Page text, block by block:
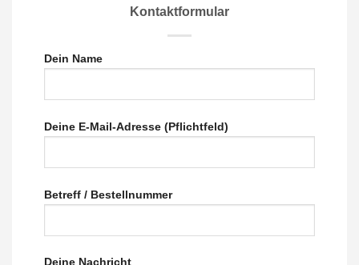
Kontaktformular
Dein Name
Deine E-Mail-Adresse (Pflichtfeld)
Betreff / Bestellnummer
Deine Nachricht